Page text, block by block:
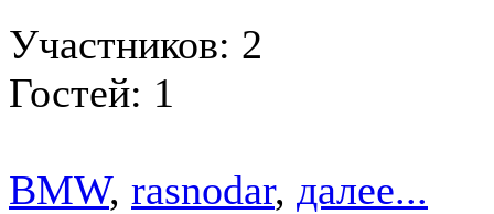
Участников: 2
Гостей: 1
BMW, rasnodar, далее...